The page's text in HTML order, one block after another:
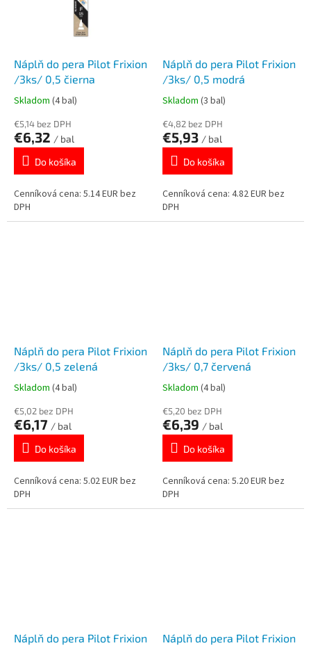
Náplň do pera Pilot Frixion
/3ks/ 0,5 čierna
Skladom (4 bal)
€5,14 bez DPH
€6,32 / bal
Do košíka
Cenníková cena: 5.14 EUR bez
DPH
Náplň do pera Pilot Frixion
/3ks/ 0,5 modrá
Skladom (3 bal)
€4,82 bez DPH
€5,93 / bal
Do košíka
Cenníková cena: 4.82 EUR bez
DPH
Náplň do pera Pilot Frixion
/3ks/ 0,5 zelená
Skladom (4 bal)
€5,02 bez DPH
€6,17 / bal
Do košíka
Cenníková cena: 5.02 EUR bez
DPH
Náplň do pera Pilot Frixion
/3ks/ 0,7 červená
Skladom (4 bal)
€5,20 bez DPH
€6,39 / bal
Do košíka
Cenníková cena: 5.20 EUR bez
DPH
Náplň do pera Pilot Frixion
Náplň do pera Pilot Frixion